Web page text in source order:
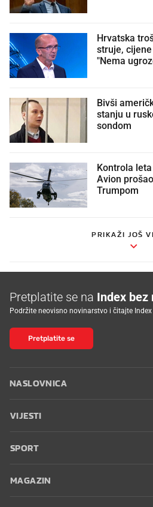
Hrvatska
struje,
"Nema
Bivši
stanju u
sondom
Kontrola
Avion
Trumpom
PRIKAŽI JOŠ
Pretplatite se na Index bez
Podržite neovisno novinarstvo i čitajte Index
Pretplatite se
NASLOVNICA
VIJESTI
SPORT
MAGAZIN